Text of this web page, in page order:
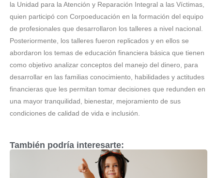
la Unidad para la Atención y Reparación Integral a las Víctimas,
quien participó con Corpoeducación en la formación del equipo
de profesionales que desarrollaron los talleres a nivel nacional.
Posteriormente, los talleres fueron replicados y en ellos se
abordaron los temas de educación financiera básica que tienen
como objetivo analizar conceptos del manejo del dinero, para
desarrollar en las familias conocimiento, habilidades y actitudes
financieras que les permitan tomar decisiones que redunden en
una mayor tranquilidad, bienestar, mejoramiento de sus
condiciones de calidad de vida e inclusión.
También podría interesarte: